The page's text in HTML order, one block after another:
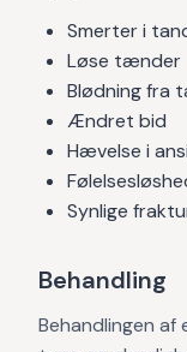
Smerter i
Løse tænder
Blødning fra
Ændret bid
Hævelse i
Synlige
Behandling
Behandlingen